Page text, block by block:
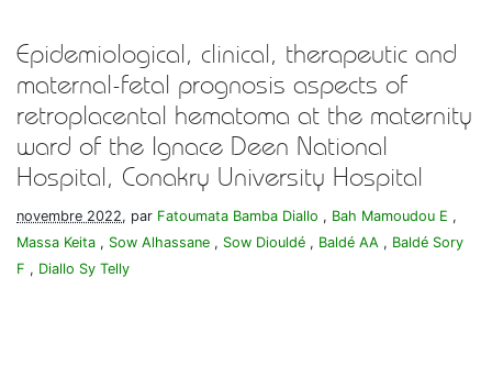
Epidemiological, clinical, therapeutic and
maternal-fetal prognosis aspects of
retroplacental hematoma at the maternity
ward of the Ignace Deen National
Hospital, Conakry University Hospital
novembre 2022, par Fatoumata Bamba Diallo , Bah Mamoudou E ,
Massa Keita , Sow Alhassane , Sow Diouldé , Baldé AA , Baldé Sory
F , Diallo Sy Telly